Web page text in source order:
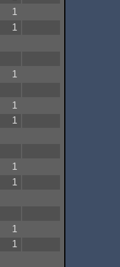
1
1
1
1
1
1
1
1
1